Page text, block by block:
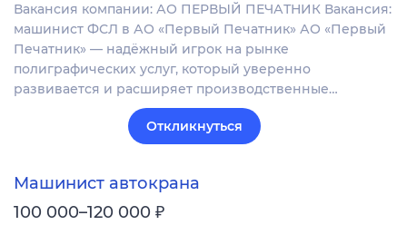
Вакансия компании: АО ПЕРВЫЙ ПЕЧАТНИК Вакансия:
машинист ФСЛ в АО «Первый Печатник» АО «Первый
Печатник» — надёжный игрок на рынке
полиграфических услуг, который уверенно
развивается и расширяет производственные…
Откликнуться
Машинист автокрана
100 000–120 000 ₽